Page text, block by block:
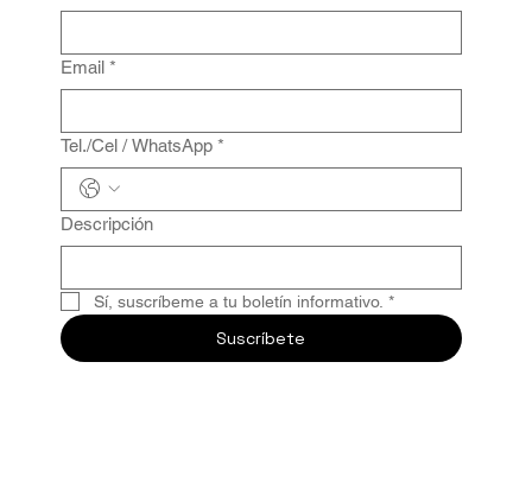
Email *
Tel./Cel / WhatsApp *
Descripción
Sí, suscríbeme a tu boletín informativo. *
Suscríbete